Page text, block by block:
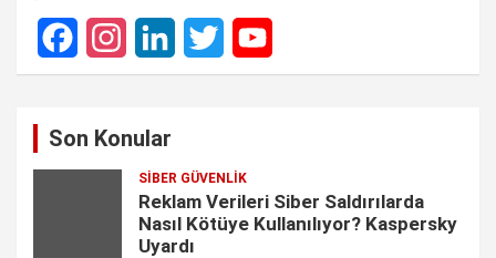
F
I
L
k
e
T
t
t
Y
T
u
Son Konular
SIBER GÜVENLIK
Reklam Verileri Siber Saldırılarda
Nasıl Kötüye Kullanılıyor? Kaspersky
Uyardı